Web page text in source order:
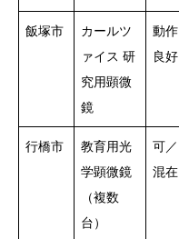
飯塚市
カールツ
ァイス 研
究用顕微
鏡
動作
良好
行橋市
教育用光
学顕微鏡
（複数
台）
可／
混在